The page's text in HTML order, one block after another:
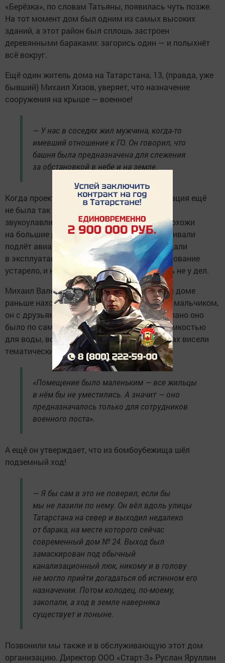
«Берёзка», по словам Татьяны, появилась чуть позже.
На тот момент дом был одним из самых высоких
зданий, а этот район был сплошь застроен
деревянными бараками: загорись один — и полыхнёт
всё вокруг.
Ещё один житель дома на Татарстана, 13, (правда, уже
бывший) Михаил Хизов, уверяет, что назначение
сооружения на крыше — военное!
— У нас в соседях жил мужчина, когда-то
имевший отношение к ГО. Он говорил, что
башня была предназначена для слежения
за обстановкой в небе и на земле.
Когда проектировался дом № 22, радиолокация ещё
не была так развита, радары заменяли
звукоулавливатели. Эти устройства были похожи
на большие рупоры, с их помощью обнаруживали
подлёт авиации противника. А когда дом сдали
в эксплуатацию, стало ясно, что это оборудование
устарело, и надстройка на крыше оказалась не у дел.
Михаил Валентинович вспомнил, что в этом доме
раньше находилось бомбоубежище: будучи мальчиком,
он с друзьями не раз спускался в него. Сделано оно
было по самым высоким стандартам — с ёмкостью
для воды, воздушными фильтрами, на стенах висели
тематические плакаты.
«Помещение было маленьким — все жильцы
в нём бы не уместились. А значит — оно
предназначалось только для сотрудников
военного поста».
А ещё он утверждает, что из бомбоубежища шёл
подземный ход!
— Я бы сам в это не поверил, если бы
мы не лазили по нему. Он вёл вдоль улицы
Татарстана на север и выходил недалеко
от барака, на месте которого сейчас
современный дом № 24. Выход был
замаскирован под обычный
канализационный люк, никому и в голову
не могло прийти догадаться об истинном его
назначении. Потом колодец, по-моему,
закопали, а ход в земле наверняка
существует и поныне.
Позвонили мы также и в обслуживающую этот дом
организацию. Директор ООО «Старт-3» Руслан Яруллин